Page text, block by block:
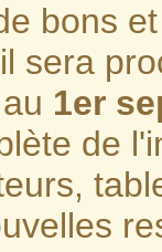
bons
sera
1er
de